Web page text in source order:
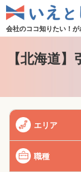
会社のココ知りたい！が
【北海道
エリア
職種